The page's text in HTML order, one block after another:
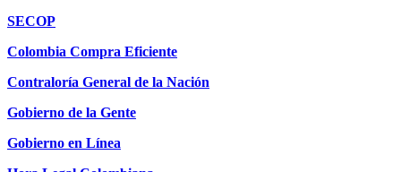
SECOP
Colombia Compra Eficiente
Contraloría General de la Nación
Gobierno de la Gente
Gobierno en Línea